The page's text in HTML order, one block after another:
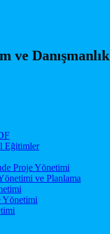
ve Danışmanlık
Eğitimler
Proje Yönetimi
ve Planlama
Yönetimi